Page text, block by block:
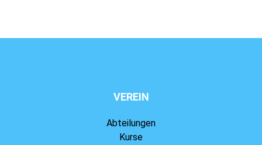
VEREIN
Abteilungen
Kurse